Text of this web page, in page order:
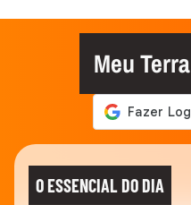
Meu Terra
O ESSENCIAL DO DIA